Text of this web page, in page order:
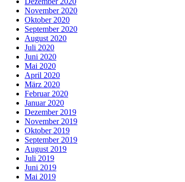
November 2020
Oktober 2020
September 2020
August 2020
Juli 2020
Juni 2020
Mai 2020
April 2020
März 2020
Februar 2020
Januar 2020
Dezember 2019
November 2019
Oktober 2019
September 2019
August 2019
Juli 2019
Juni 2019
Mai 2019